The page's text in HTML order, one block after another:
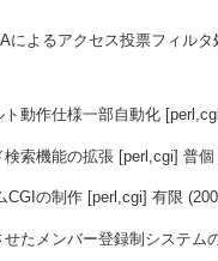
よるアクセス投票フィルタ
動作仕様一部自動化
索機能の拡張 [perl,cgi] 普個
CGIの制作 [perl,cgi] 有限
たメンバー登録制システム